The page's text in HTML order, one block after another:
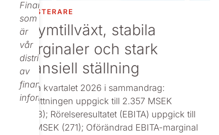
Finance,
som
är
vår
distributör
av
finansiell
information.
INVESTERARE
Volymtillväxt, stabila
marginaler och stark
finansiell ställning
Första kvartalet 2026 i sammandrag:
Omsättningen uppgick till 2.357 MSEK
(2.453); Rörelseresultatet (EBITA) uppgick till
260 MSEK (271); Oförändrad EBITA-marginal